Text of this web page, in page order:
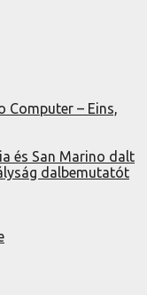
Computer – Eins,
és San Marino dalt
dalbemutatót